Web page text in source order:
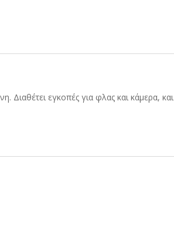
Διαθέτει εγκοπές για φλας και κάμερα, και